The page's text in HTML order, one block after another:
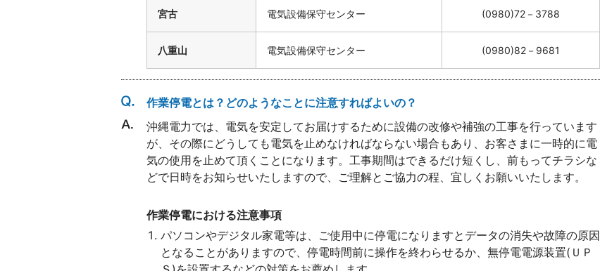
宮古 電気設備保守センター (0980)72－3788
八重山 電気設備保守センター (0980)82－9681
作業停電とは？どのようなことに注意すればよいの？
沖縄電力では、電気を安定してお届けするために設備の改修や補強の工事を行っています
が、その際にどうしても電気を止めなければならない場合もあり、お客さまに一時的に電
気の使用を止めて頂くことになります。工事期間はできるだけ短くし、前もってチラシな
どで日時をお知らせいたしますので、ご理解とご協力の程、宜しくお願いいたします。
作業停電における注意事項
パソコンやデジタル家電等は、ご使用中に停電になりますとデータの消失や故障の原因
となることがありますので、停電時間前に操作を終わらせるか、無停電電源装置(ＵＰ